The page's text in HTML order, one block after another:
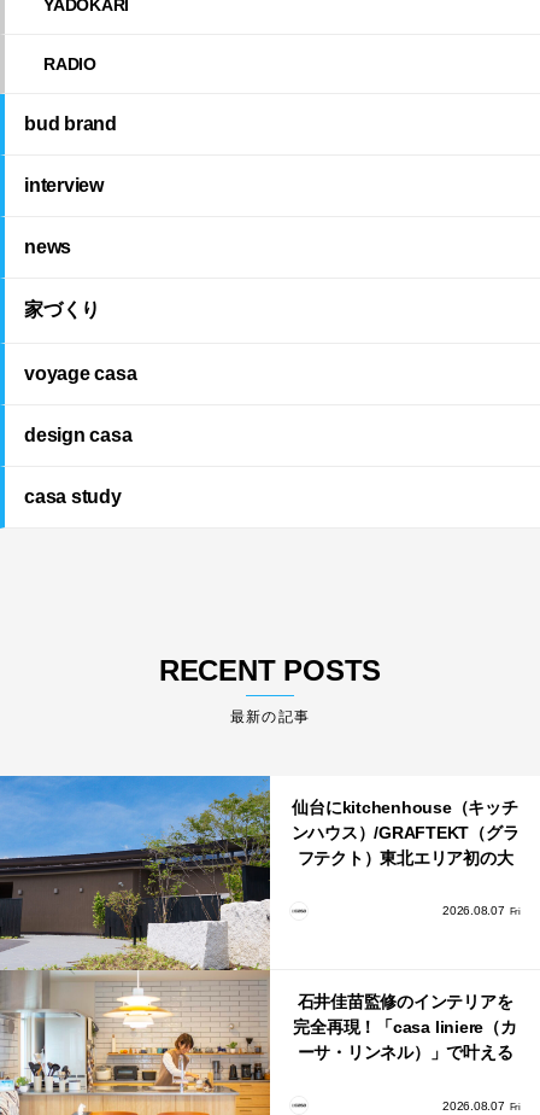
YADOKARI
RADIO
bud brand
interview
news
家づくり
voyage casa
design casa
casa study
RECENT POSTS
最新の記事
仙台にkitchenhouse（キッチ
ンハウス）/GRAFTEKT（グラ
フテクト）東北エリア初の大
2026.08.07 Fri
石井佳苗監修のインテリアを
完全再現！「casa liniere（カ
ーサ・リンネル）」で叶える
2026.08.07 Fri